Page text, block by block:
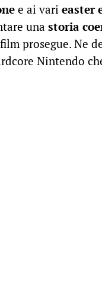
e ai vari easter
una storia
prosegue. Ne
Nintendo